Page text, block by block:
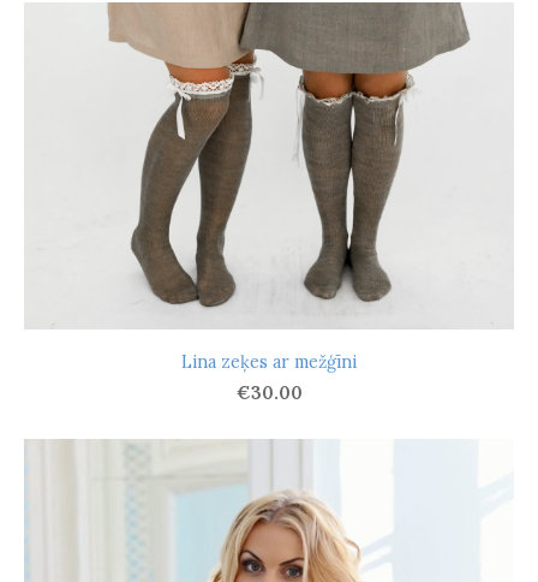
Lina zeķes ar mežģīni
€30.00